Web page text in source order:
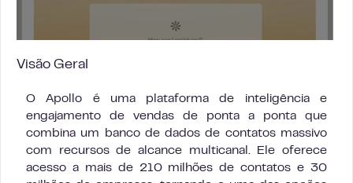
Visão Geral
O Apollo é uma plataforma de inteligência e
engajamento de vendas de ponta a ponta que
combina um banco de dados de contatos massivo
com recursos de alcance multicanal. Ele oferece
acesso a mais de 210 milhões de contatos e 30